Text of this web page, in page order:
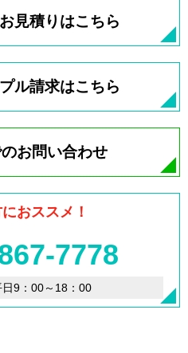
見積りはこちら
ル請求はこちら
お問い合わせ
おススメ！
7778
日9：00～18：00